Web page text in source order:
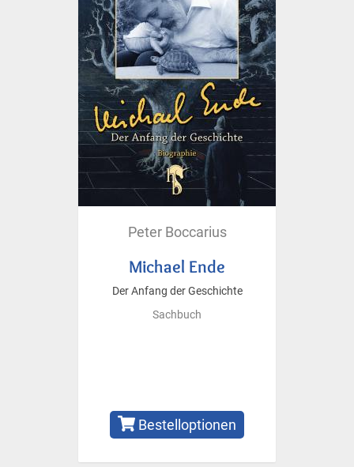
Peter Boccarius
Michael Ende
Der Anfang der Geschichte
Sachbuch
Bestelloptionen